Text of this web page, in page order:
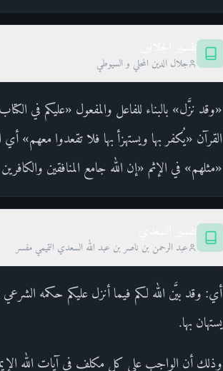
جلال الدين المحلي و السيوطي
«وقد نزَّل» بالبناء للفاعل والمفعول «عليكم في
القرآن «يُكفر بها ويستهزأ بها فلا تقعدوا معهم»
«مثلهم» في الإثم «إن الله جامع المنافقين
عبد الرحمن بن ناصر بن عبد الله السعدي التميمي مفسر
أي: وقد بيَّن الله لكم فيما أنزل عليكم حكمه
يستهان بها.
وذلك أن الواجب على كل مكلف في آيات الله